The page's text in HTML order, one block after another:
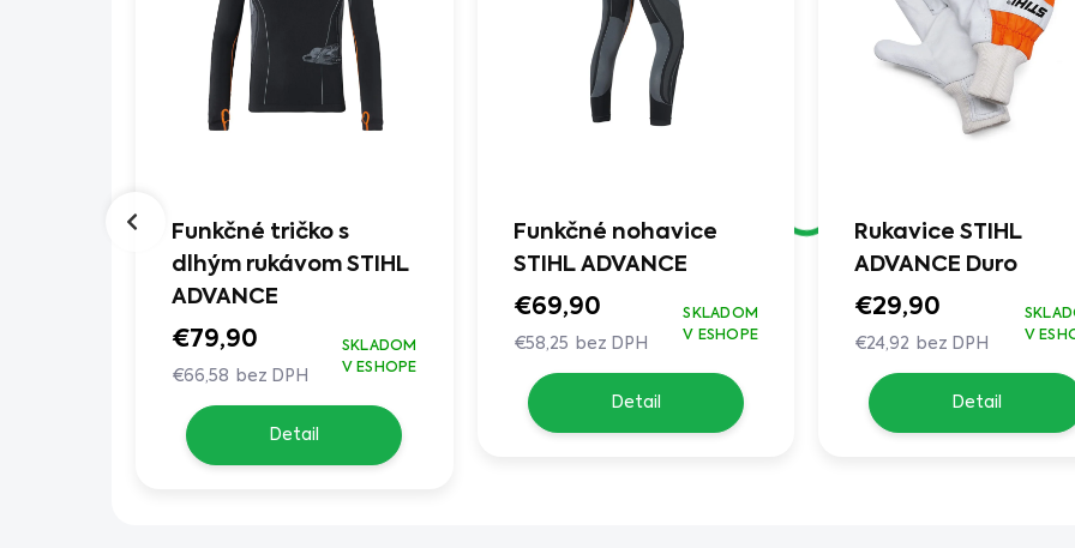
Funkčné tričko s
dlhým rukávom STIHL
ADVANCE
€79,90
€66,58 bez DPH
SKLADOM
V ESHOPE
Detail
Funkčné nohavice
STIHL ADVANCE
€69,90
€58,25 bez DPH
SKLADOM
V ESHOPE
Detail
Rukavice STIHL
ADVANCE Duro
€29,90
€24,92 bez DPH
V
Detail